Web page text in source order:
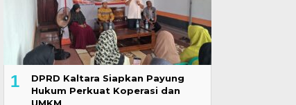
1
DPRD Kaltara Siapkan Payung
Hukum Perkuat Koperasi dan